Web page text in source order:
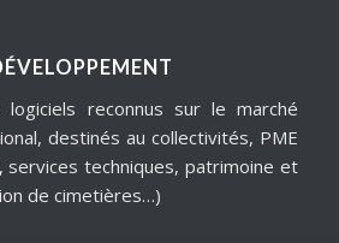
reconnus sur le marché
destinés au collectivités, PME
services techniques, patrimoine et
de cimetières…)